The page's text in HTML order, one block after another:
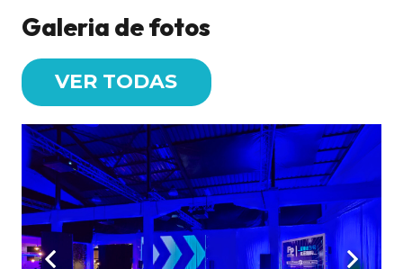
Galeria de fotos
VER TODAS